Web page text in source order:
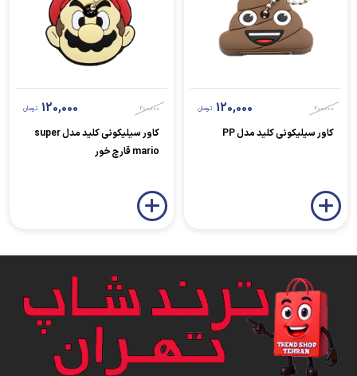
200,000
120,000 تومان
کاور سیلیکونی کلید مدل PP
200,000
120,000 تومان
کاور سیلیکونی کلید مدل super
mario قارچ خور